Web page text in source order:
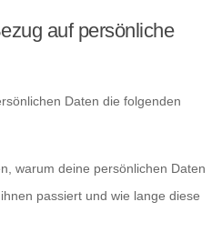
auf persönliche
Daten die folgenden
warum deine persönlichen Daten
passiert und wie lange diese